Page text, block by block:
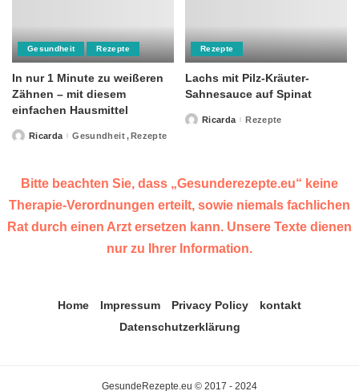
Gesundheit Rezepte
In nur 1 Minute zu weißeren
Zähnen – mit diesem
einfachen Hausmittel
PostedRicarda Gesundheit Rezepte
Rezepte
Lachs mit Pilz-Kräuter-
Sahnesauce auf Spinat
PostedRicarda Rezepte
Bitte beachten Sie, dass „Gesunderezepte.eu“ keine
Therapie-Verordnungen erteilt, sowie niemals fachlichen
Rat durch einen Arzt ersetzen kann. Unsere Texte dienen
nur zu Ihrer Information.
Home Impressum Privacy Policy
kontakt
Datenschutzerklärung
GesundeRezepte.eu © 2017 - 2024